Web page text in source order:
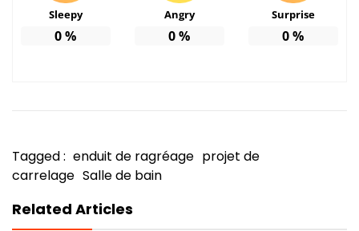
Sleepy
0%
Angry
0%
Surprise
0%
Tagged : enduit de ragréage projet de
carrelage Salle de bain
Related Articles